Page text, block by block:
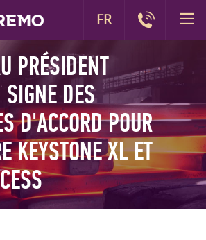
PRÉSIDENT
DES
D'ACCORD POUR
KEYSTONE XL ET
FR